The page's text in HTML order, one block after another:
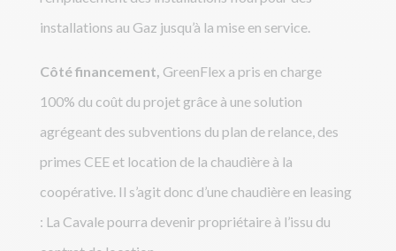
installations au Gaz jusqu’à la mise en service.
Côté financement, GreenFlex a pris en charge
100% du coût du projet grâce à une solution
agrégeant des subventions du plan de relance, des
primes CEE et location de la chaudière à la
coopérative. Il s’agit donc d’une chaudière en leasing
: La Cavale pourra devenir propriétaire à l’issu du